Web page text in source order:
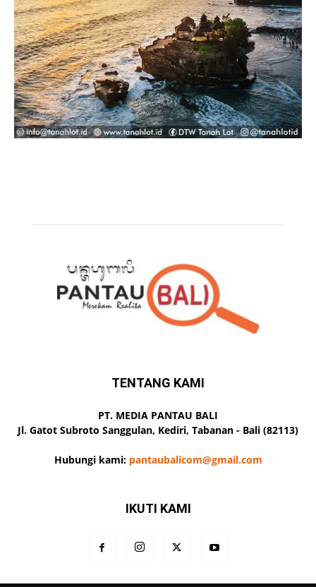
TENTANG KAMI
PT. MEDIA PANTAU BALI
Jl. Gatot Subroto Sanggulan, Kediri, Tabanan - Bali (82113)
Hubungi kami: pantaubalicom@gmail.com
IKUTI KAMI